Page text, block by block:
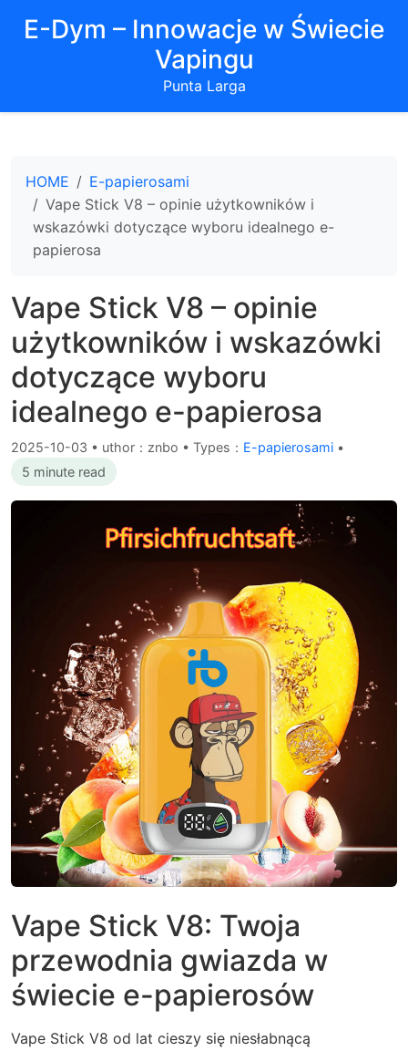
E-Dym – Innowacje w Świecie
Vapingu
Punta Larga
HOME
E-papierosami
Vape Stick V8 – opinie użytkowników i
wskazówki dotyczące wyboru idealnego e-
papierosa
Vape Stick V8 – opinie
użytkowników i wskazówki
dotyczące wyboru
idealnego e-papierosa
2025-10-03 • uthor：znbo • Types： E-papierosami •
5 minute read
Vape Stick V8: Twoja
przewodnia gwiazda w
świecie e-papierosów
Vape Stick V8 od lat cieszy się niesłabnącą